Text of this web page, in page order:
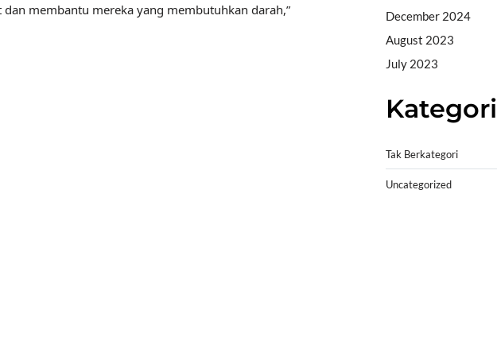
membantu mereka yang membutuhkan darah,”
December 2024
August 2023
July 2023
Kategori
Tak Berkategori
Uncategorized